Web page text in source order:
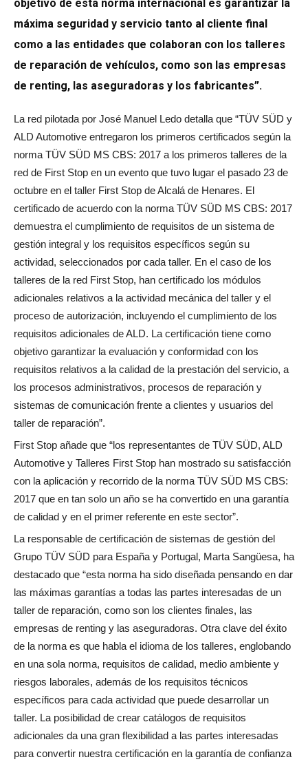
objetivo de esta norma internacional es garantizar la
máxima seguridad y servicio tanto al cliente final
como a las entidades que colaboran con los talleres
de reparación de vehículos, como son las empresas
de renting, las aseguradoras y los fabricantes”.
La red pilotada por José Manuel Ledo detalla que “TÜV SÜD y
ALD Automotive entregaron los primeros certificados según la
norma TÜV SÜD MS CBS: 2017 a los primeros talleres de la
red de First Stop en un evento que tuvo lugar el pasado 23 de
octubre en el taller First Stop de Alcalá de Henares. El
certificado de acuerdo con la norma TÜV SÜD MS CBS: 2017
demuestra el cumplimiento de requisitos de un sistema de
gestión integral y los requisitos específicos según su
actividad, seleccionados por cada taller. En el caso de los
talleres de la red First Stop, han certificado los módulos
adicionales relativos a la actividad mecánica del taller y el
proceso de autorización, incluyendo el cumplimiento de los
requisitos adicionales de ALD. La certificación tiene como
objetivo garantizar la evaluación y conformidad con los
requisitos relativos a la calidad de la prestación del servicio, a
los procesos administrativos, procesos de reparación y
sistemas de comunicación frente a clientes y usuarios del
taller de reparación”.
First Stop añade que “los representantes de TÜV SÜD, ALD
Automotive y Talleres First Stop han mostrado su satisfacción
con la aplicación y recorrido de la norma TÜV SÜD MS CBS:
2017 que en tan solo un año se ha convertido en una garantía
de calidad y en el primer referente en este sector”.
La responsable de certificación de sistemas de gestión del
Grupo TÜV SÜD para España y Portugal, Marta Sangüesa, ha
destacado que “esta norma ha sido diseñada pensando en dar
las máximas garantías a todas las partes interesadas de un
taller de reparación, como son los clientes finales, las
empresas de renting y las aseguradoras. Otra clave del éxito
de la norma es que habla el idioma de los talleres, englobando
en una sola norma, requisitos de calidad, medio ambiente y
riesgos laborales, además de los requisitos técnicos
específicos para cada actividad que puede desarrollar un
taller. La posibilidad de crear catálogos de requisitos
adicionales da una gran flexibilidad a las partes interesadas
para convertir nuestra certificación en la garantía de confianza